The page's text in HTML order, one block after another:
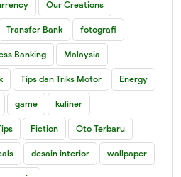
Our Creations
Transfer Bank fotografi
Banking Malaysia
Tips dan Triks Motor Energy
game kuliner
Fiction Oto Terbaru
desain interior wallpaper